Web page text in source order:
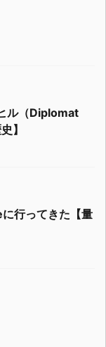
ル（Diplomat
】
行ってきた【量